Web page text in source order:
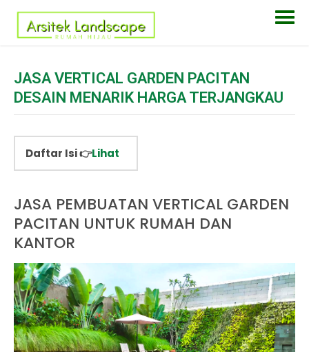
JASA VERTICAL GARDEN PACITAN
DESAIN MENARIK HARGA TERJANGKAU
Daftar Isi 👉Lihat
JASA PEMBUATAN VERTICAL GARDEN
PACITAN UNTUK RUMAH DAN
KANTOR